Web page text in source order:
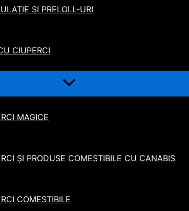
ȘI PRELOLL-URI
CIUPERCI
MAGICE
ȘI PRODUSE COMESTIBILE CU CANABIS
COMESTIBILE